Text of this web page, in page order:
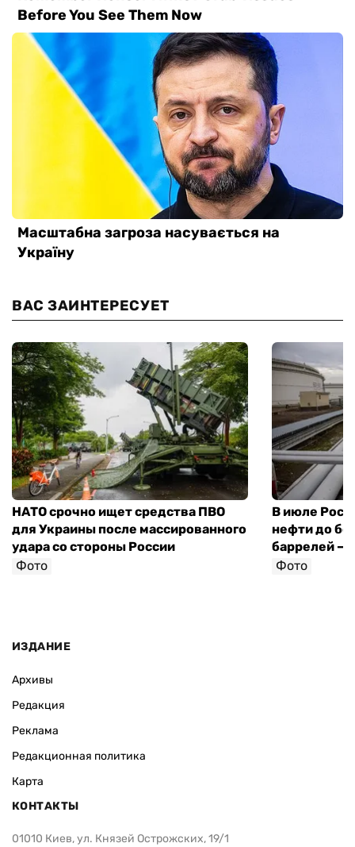
ВАС ЗАИНТЕРЕСУЕТ
НАТО срочно ищет средства ПВО
для Украины после массированного
удара со стороны России
Фото
В июле
нефти до
баррелей —
Фото
ИЗДАНИЕ
Архивы
Редакция
Реклама
Редакционная политика
Карта
КОНТАКТЫ
01010 Киев, ул. Князей Острожских, 19/1